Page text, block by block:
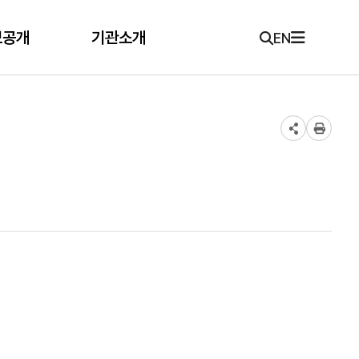
개 기관소개 EN